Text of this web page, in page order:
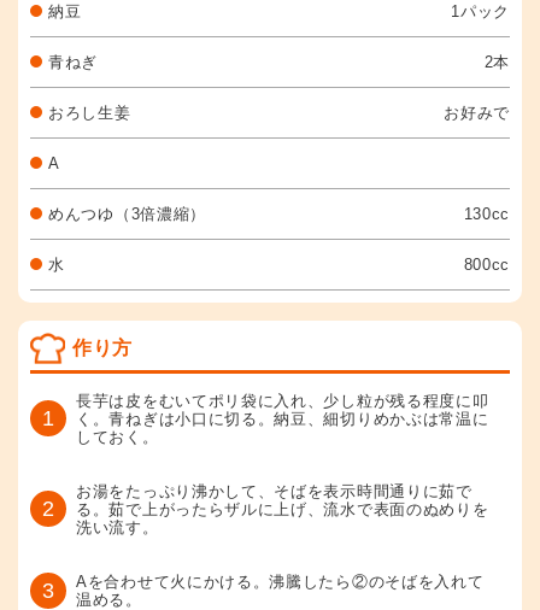
納豆 1パック
青ねぎ 2本
おろし生姜 お好みで
A
めんつゆ（3倍濃縮） 130cc
水 800cc
作り方
1
長芋は皮をむいてポリ袋に入れ、少し粒が残る程度に叩
く。青ねぎは小口に切る。納豆、細切りめかぶは常温に
しておく。
2
お湯をたっぷり沸かして、そばを表示時間通りに茹で
る。茹で上がったらザルに上げ、流水で表面のぬめりを
洗い流す。
3
Aを合わせて火にかける。沸騰したら②のそばを入れて
温める。